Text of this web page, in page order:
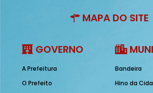
MAPA DO SITE
GOVERNO
A Prefeitura
O Prefeito
Bandeira
Hino da